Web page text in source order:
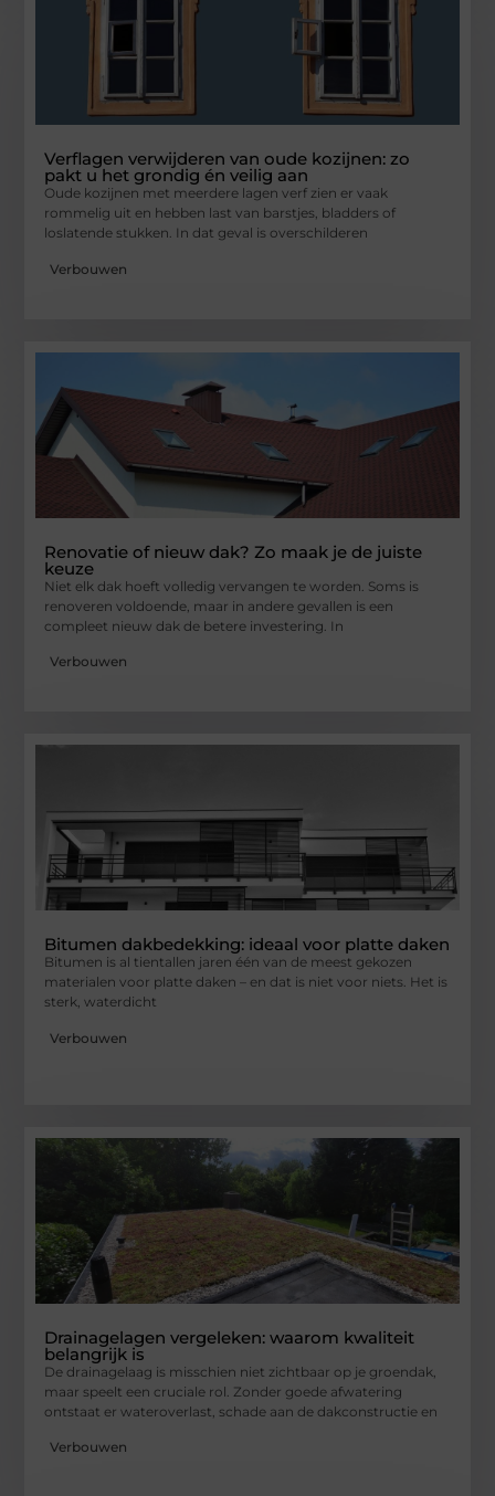
Verflagen verwijderen van oude kozijnen: zo
pakt u het grondig én veilig aan
Oude kozijnen met meerdere lagen verf zien er vaak
rommelig uit en hebben last van barstjes, bladders of
loslatende stukken. In dat geval is overschilderen
Verbouwen
Renovatie of nieuw dak? Zo maak je de juiste
keuze
Niet elk dak hoeft volledig vervangen te worden. Soms is
renoveren voldoende, maar in andere gevallen is een
compleet nieuw dak de betere investering. In
Verbouwen
Bitumen dakbedekking: ideaal voor platte daken
Bitumen is al tientallen jaren één van de meest gekozen
materialen voor platte daken – en dat is niet voor niets. Het is
sterk, waterdicht
Verbouwen
Drainagelagen vergeleken: waarom kwaliteit
belangrijk is
De drainagelaag is misschien niet zichtbaar op je groendak,
maar speelt een cruciale rol. Zonder goede afwatering
ontstaat er wateroverlast, schade aan de dakconstructie en
Verbouwen